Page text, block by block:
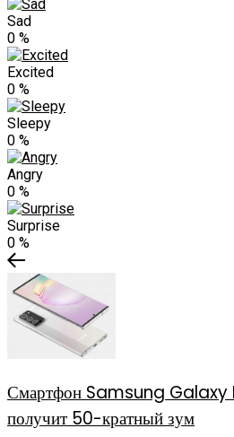
Sad
0 %
Excited
0 %
Sleepy
0 %
Angry
0 %
Surprise
0 %
Смартфон Samsung Galaxy
получит 50-кратный зум